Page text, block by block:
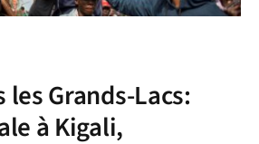
les Grands-Lacs:
à Kigali,